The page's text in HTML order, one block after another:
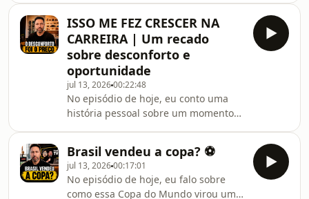
por que, nos E
hoje, quem ganharia? Ao longo do
episódio, eu analiso pesquisas
recentes, cenários de segundo turno,
movimentações da direita e da
esquerda e também a leitura do
mercado de apostas sobre a disputa
presidencial.Também comento por
que esse cenário ainda pode m
ISSO ME FEZ CRESCER NA
CARREIRA | Um recado
sobre desconforto e
oportunidade
jul 13, 202600:22:48
No episódio de hoje, eu conto uma
história pessoal sobre um momento
mudando muita coisa na minha vida.
Ao longo do episódio, eu explico como
um almoço com um cliente me levou a
Brasil vendeu a copa? ⚽️
jul 13, 202600:17:01
No episódio de hoje, eu falo sobre
como essa Copa do Mundo virou um